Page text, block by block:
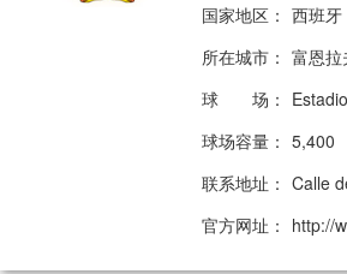
国家地区： 西班牙
所在城市： 富恩拉
球 场：
球场容量： 5,400
联系地址： Calle
官方网址： http://